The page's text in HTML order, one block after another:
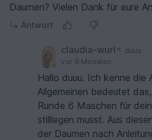
Daumen? Vielen Dank für eure
Antwort
claudia-wurl
duuu
vor 8 Monaten
Hallo duuu. Ich kenne die
Allgemeinen bedeutet
Runde 6 Maschen für
stilllegen musst. Aus
der Daumen nach